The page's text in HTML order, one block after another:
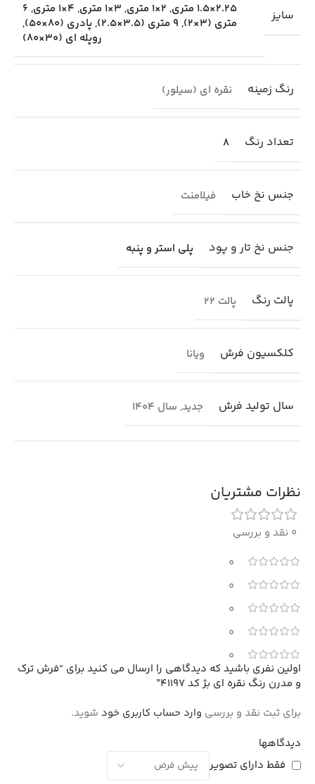
سایز
2.25×1.5 متری
, 2×1 متری , 3×1 متری , 4×1 متری ,
6
متری (3×2)
, 9 متری (3.5×2.5) ,پادری (80×50)
,
روپله ای (30×80)
رنگ زمینه نقره ای (سیلور)
تعداد رنگ 8
جنس نخ خاب فیلامنت
جنس نخ تار و پود پلی استر و پنبه
پالت رنگ پالت 22
کلکسیون فرش ویانا
سال تولید فرش جدید, سال 1404
نظرات مشتریان
0 نقد و بررسی
0
0
0
0
0
دیدگاهها
فقط دارای تصویر
اولین نفری باشید که دیدگاهی را ارسال می کنید برای “فرش ترک
و مدرن رنگ نقره ای بژ کد 41197”
برای ثبت نقد و بررسی وارد حساب کاربری خود شوید.